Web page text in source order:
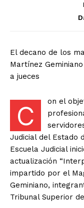
El decano de los
Martínez
a jueces
C
on el
Judicial del Estado
Escuela Judicial
actualización
impartido por el
Geminiano,
Tribunal Superior